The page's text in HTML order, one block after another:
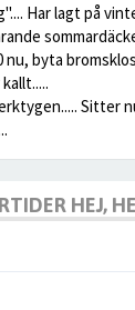
Har lagt på
byta
Sitter
HEJ,